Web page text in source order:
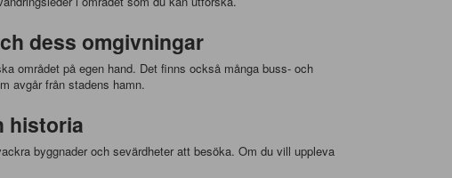
dess omgivningar
området på egen hand. Det finns också många buss- och
avgår från stadens hamn.
historia
byggnader och sevärdheter att besöka. Om du vill uppleva